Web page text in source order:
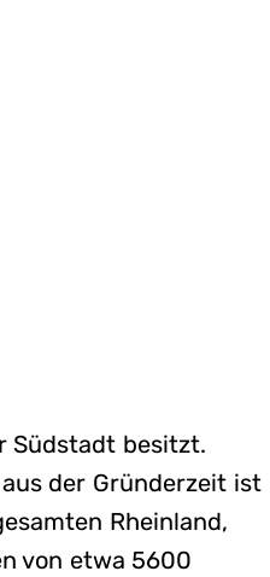
Südstadt besitzt.
der Gründerzeit ist
Rheinland,
von etwa 5600